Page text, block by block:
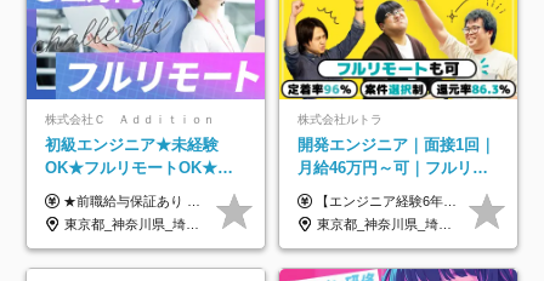
株式会社Ｃ Ａｄｄｉｔｉｏｎ
初級エンジニア★未経験
OK★フルリモートOK★月
給32万円～★残業月10h＆
年休120日以上★副業可
★前職給与保証あり ★月給32万円以上＋インセンティブあり 月給32万円以上＋インセンティブ＋各種手当 ※上記には固定残業代（月30時間・44,400円～）を含みます ※超過分は別途支給します ※試用期間はございません ★＼成果＝あなたの収入／★ 【1】案件単価ー8万円＝あなたの給与 参画したプロジェクトの案件単価から 一律8万円引いた金額があなたの給与です！ （月給例） ■1人称での構築・小規模な詳細設計 案件単価55万円ー8万円＝月給47万円（還元率85.5%） ■大型案件の設計・構築やプロジェクト管理 案件単価90万円ー8万円＝月給82万円（還元率91.1%） ‥‥‥‥‥‥‥‥‥‥‥‥‥‥‥‥‥‥ 【2】月給の他にも豊富なインセンティブあり 全員が月3～13万円のインセンティブをゲットしています！ ≪インセンティブ制度≫ 稼働している現場で増員・交代が発生し、 当社の人員を配属が決定した際に支給。 ◇C Addition正社員が参画 ：実粗利の10%／毎月 ◇協力会社所属の社員が参画：実粗利の30%／毎月 ≪リファラル制度≫ あなたの知り合いが当社のメンバーになった際に、 毎月1人あたり2万円支給します◎ ‥‥‥‥‥‥‥‥‥‥‥‥‥‥‥‥‥‥
東京都_神奈川県_埼玉県_千葉県_大阪府_愛知県_北海道_青森県_岩手県_宮城県_秋田県_山形県_福島県_茨城県_栃木県_群馬県_新潟県_山梨県_長野県_富山県_石川県_福井県_静岡県_岐阜県_三重県_兵庫県_京都府_滋賀県_奈良県_和歌山県_広島県_岡山県_鳥取県_島根県_山口県_徳島県_香川県_愛媛県_高知県_福岡県_熊本県_佐賀県_長崎県_大分県_宮崎県_鹿児島県_沖縄県
株式会社ルトラ
開発エンジニア｜面接1回｜
月給46万円～可｜フルリモ
ートも可｜案件選択制｜定
着率96％以上｜副業OK｜住
宅手当
【エンジニア経験6年以上の方】 月給46万円～100万円（固定残業代含む） ※上記月給には月30時間分の固定残業代（月8万7,400円～月19万円）を含む。超過分は全額支給。 【エンジニア経験4年以上の方】 月給42万円～100万円（固定残業代含む） ※上記月給には月30時間分の固定残業代（月7万9,800円～月19万円）を含む。超過分は全額支給。 【エンジニア経験4年未満の方】 月給38万円～100万円（固定残業代含む） ※上記月給には月30時間分の固定残業代（月7万2,200円～月19万円）を含む。超過分は全額支給。 ※経験、スキル、前職給与などを踏まえて決定。 ◆ルトラの給与制度のポイント！◆ ・社員の95%が入社時に年収UP！最高で300万円UPの実績も ・平均還元率86.3%（交通費・住宅手当・会社負担分の社保も含む） ・人柄やポテンシャルを評価し、スキル以上の希望年収を提示することも ・退職金制度やリファラル手当（平均50万円）あり
東京都_神奈川県_埼玉県_千葉県_大阪府_愛知県_北海道_青森県_岩手県_宮城県_秋田県_山形県_福島県_茨城県_栃木県_群馬県_新潟県_山梨県_長野県_富山県_石川県_福井県_静岡県_岐阜県_三重県_兵庫県_京都府_滋賀県_奈良県_和歌山県_広島県_岡山県_鳥取県_島根県_山口県_徳島県_香川県_愛媛県_高知県_福岡県_熊本県_佐賀県_長崎県_大分県_宮崎県_鹿児島県_沖縄県